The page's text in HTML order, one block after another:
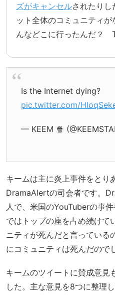
ズがキャンセルされたり
ット全体のコミュニティ
んなどこに行ったんだ？
Is the Internet dying?
pic.twitter.com/
— KEEM 🍿
キームは主に炎上事件をとり
DramaAlertの司会者です。
人で、米国のYouTuberの事
ではトップの座を占め続けて
ニティが死んだと言ってい
にコミュニティは死んだので
キームのツイートに賛成意見
した。主な意見を8つに整理し